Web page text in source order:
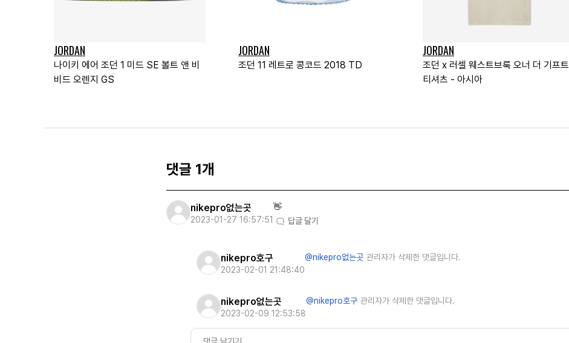
JORDAN
나이키 에어 조던 1 미드 SE 볼트 앤 비
비드 오렌지 GS
JORDAN
조던 11 레트로 콩코드 2018 TD
JORDAN
조던 x 러셀 웨스트브룩 오너 더 기프트
티셔츠 - 아시아
댓글 1개
nikepro없는곳
2023-01-27 16:57:51
👋
답글 달기
nikeprο호구
2023-02-01 21:48:40
@nikepro없는곳 관리자가 삭제한 댓글입니다.
nikepro없는곳
2023-02-09 12:53:58
@nikeprο호구 관리자가 삭제한 댓글입니다.